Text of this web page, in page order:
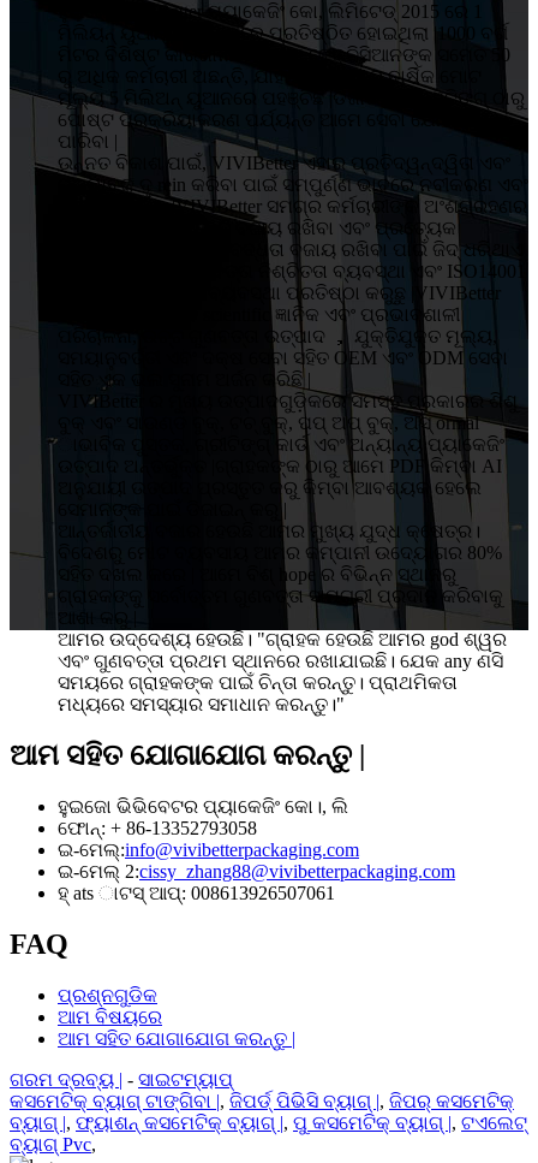
ହୁଇଜୋ VIVIBetter ପ୍ୟାକେଜିଂ କୋ, ଲିମିଟେଡ୍ 2015 ରେ 1
ମିଲିୟନ୍ ୟୁଆନ୍ ବିନିଯୋଗରେ ପ୍ରତିଷ୍ଠିତ ହୋଇଥିଲା |1000 ବର୍ଗ
ମିଟର ବିଶିଷ୍ଟ କାରଖାନାରେ 5 ଜଣ ଟେକ୍ନିସିଆନଙ୍କ ସମେତ 50
ରୁ ଅଧିକ କର୍ମଚାରୀ ଅଛନ୍ତି, ଯାହା ଉତ୍ପାଦନର ବାର୍ଷିକ ମୋଟ
ମୂଲ୍ୟ 5 ମିଲିଅନ୍ ୟୁଆନରେ ପହଞ୍ଚିଛି |ଡିଜାଇନ୍, ପ୍ରିଣ୍ଟିଙ୍ଗ୍ ଠାରୁ
ପୋଷ୍ଟ ପ୍ରକ୍ରିୟାକରଣ ପର୍ଯ୍ୟନ୍ତ ଆମେ ସେବା ଯୋଗାଇ
ପାରିବା |
ଉନ୍ନତ ବିକାଶ ପାଇଁ, VIVIBetter ଏହାର ପ୍ରତିଦ୍ୱନ୍ଦ୍ୱିତା ଏବଂ
ପ୍ରଭାବକୁ ଦୃ rein କରିବା ପାଇଁ ସମ୍ପୁର୍ଣ୍ଣ ଭାବରେ ନବୀକରଣ ଏବଂ
ସଂସ୍କାର କରିବ |VIVIBetter ସମଗ୍ର କର୍ମଚାରୀଙ୍କ ଅଂଶଗ୍ରହଣର
ଗୁଣାତ୍ମକ ନୀତି, ଉନ୍ନତି ବଜାୟ ରଖିବା ଏବଂ ପ୍ରତ୍ୟେକ
ଗ୍ରାହକଙ୍କ ପାଇଁ ପ୍ରତିବଦ୍ଧତା ବଜାୟ ରଖିବା ପାଇଁ ଜିଦ୍ ଧରିଥାଏ
|ଆମେ ISO9001 ଗୁଣବତ୍ତା ନିଶ୍ଚିତତା ବ୍ୟବସ୍ଥା ଏବଂ ISO14001
ପରିବେଶ ପରିଚାଳନା ବ୍ୟବସ୍ଥା ପ୍ରତିଷ୍ଠା କରୁଛୁ |VIVIBetter
ଗ୍ରାହକଙ୍କ ଠାରୁ ବ scientific ଜ୍ଞାନିକ ଏବଂ ପ୍ରଭାବଶାଳୀ
ପରିଚାଳନା, ଉଚ୍ଚ ଗୁଣବତ୍ତା ଉତ୍ପାଦ ， ଯୁକ୍ତିଯୁକ୍ତ ମୂଲ୍ୟ,
ସମୟାନୁବର୍ତ୍ତୀ ଏବଂ ଦକ୍ଷ ସେବା ସହିତ OEM ଏବଂ ODM ସେବା
ସହିତ ଏକ ଭଲ ସୁନାମ ଅର୍ଜନ କରିଛି |
VIVIBetter ର ମୁଖ୍ୟ ଉତ୍ପାଦଗୁଡ଼ିକରେ ସମସ୍ତ ପ୍ରକାରର ଶିଶୁ
ବୁକ୍ ଏବଂ ସାଉଣ୍ଡ ବୁକ୍, ଟଚ୍ ବୁକ୍, ପପ୍ ଅପ୍ ବୁକ୍, ଅସ୍ ormal
ାଭାବିକ ପୁସ୍ତକ, ଗ୍ରୀଟିଙ୍ଗ୍ କାର୍ଡ ଏବଂ ଅନ୍ୟାନ୍ୟ ପ୍ୟାକେଜିଂ
ଉତ୍ପାଦ ଅନ୍ତର୍ଭୁକ୍ତ |ଗ୍ରାହକଙ୍କ ଠାରୁ ଆମେ PDF କିମ୍ବା AI
ଅନୁଯାୟୀ ଉତ୍ପାଦ ପ୍ରସ୍ତୁତ କରୁ କିମ୍ବା ଆବଶ୍ୟକ ହେଲେ
ସେମାନଙ୍କ ପାଇଁ ଡିଜାଇନ୍ କରୁ |
ଆନ୍ତର୍ଜାତୀୟ ବଜାର ହେଉଛି ଆମର ମୁଖ୍ୟ ଯୁଦ୍ଧ କ୍ଷେତ୍ର।
ବିଦେଶରୁ ମୋଟ ବ୍ୟବସାୟ ଆମର କମ୍ପାନୀ ଉଦ୍ୟୋଗର 80%
ସହିତ ଦଖଲ କରେ | ଆମେ ବିଶ୍ hope ର ବିଭିନ୍ନ ସ୍ଥାନରୁ
ଗ୍ରାହକଙ୍କୁ ସର୍ବୋତ୍ତମ ଗୁଣବତ୍ତା ସାମଗ୍ରୀ ପ୍ରଦାନ କରିବାକୁ
ଆମର ଉଦ୍ଦେଶ୍ୟ ହେଉଛି। "ଗ୍ରାହକ ହେଉଛି ଆମର god ଶ୍ୱର
ଏବଂ ଗୁଣବତ୍ତା ପ୍ରଥମ ସ୍ଥାନରେ ରଖାଯାଇଛି। ଯେକ any ଣସି
ସମୟରେ ଗ୍ରାହକଙ୍କ ପାଇଁ ଚିନ୍ତା କରନ୍ତୁ। ପ୍ରାଥମିକତା
ମଧ୍ୟରେ ସମସ୍ୟାର ସମାଧାନ କରନ୍ତୁ।"
ଆମ ସହିତ ଯୋଗାଯୋଗ କରନ୍ତୁ |
ହୁଇଜୋ ଭିଭିବେଟର ପ୍ୟାକେଜିଂ କୋ।, ଲି
ଫୋନ୍: + 86-13352793058
ଇ-ମେଲ୍:info@vivibetterpackaging.com
ଇ-ମେଲ୍ 2:cissy_zhang88@vivibetterpackaging.com
ହ୍ ats ାଟସ୍ ଆପ୍: 008613926507061
FAQ
ପ୍ରଶ୍ନଗୁଡିକ
ଆମ ବିଷୟରେ
ଆମ ସହିତ ଯୋଗାଯୋଗ କରନ୍ତୁ |
ଗରମ ଦ୍ରବ୍ୟ | - ସାଇଟମ୍ୟାପ୍
କସମେଟିକ୍ ବ୍ୟାଗ୍ ଟାଙ୍ଗିବା |, ଜିପର୍ଡ୍ ପିଭିସି ବ୍ୟାଗ୍ |, ଜିପର୍ କସମେଟିକ୍
ବ୍ୟାଗ୍ |, ଫ୍ୟାଶନ୍ କସମେଟିକ୍ ବ୍ୟାଗ୍ |, ପୁ କସମେଟିକ୍ ବ୍ୟାଗ୍ |, ଟଏଲେଟ୍
ବ୍ୟାଗ୍ Pvc,